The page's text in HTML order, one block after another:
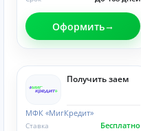
Оформить
Получить заем
МФК «МигКредит»
Бесплатно
Ставка